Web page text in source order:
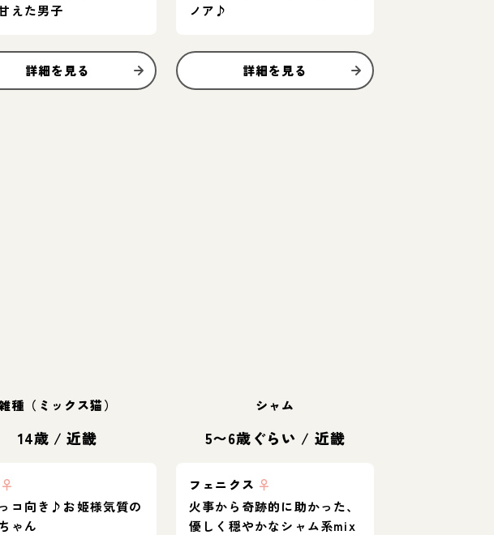
えた男子
詳細を見る
ノア♪
詳細を見る
種（ミックス猫）
14歳 /近畿
♀
コ向き♪お姫様気質の
ゃん
シャム
5〜6歳ぐらい / 近畿
フェニクス ♀
火事から奇跡的に助かった、
優しく穏やかなシャム系mix